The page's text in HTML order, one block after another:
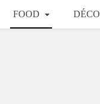
FOOD DÉCO